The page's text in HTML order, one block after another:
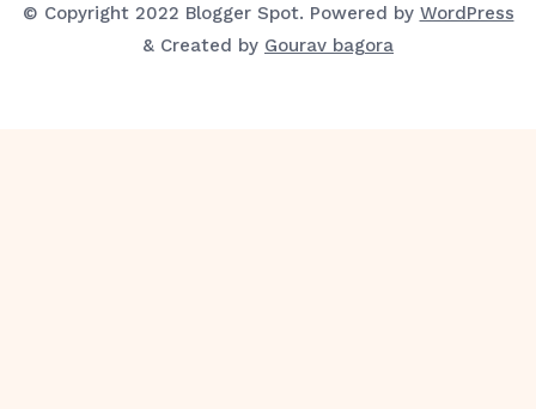
© Copyright 2022 Blogger Spot. Powered by WordPress
& Created by Gourav bagora